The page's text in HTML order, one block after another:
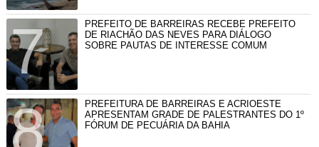
PREFEITO DE BARREIRAS RECEBE PREFEITO
DE RIACHÃO DAS NEVES PARA DIÁLOGO
SOBRE PAUTAS DE INTERESSE COMUM
PREFEITURA DE BARREIRAS E ACRIOESTE
APRESENTAM GRADE DE PALESTRANTES DO 1º
FÓRUM DE PECUÁRIA DA BAHIA